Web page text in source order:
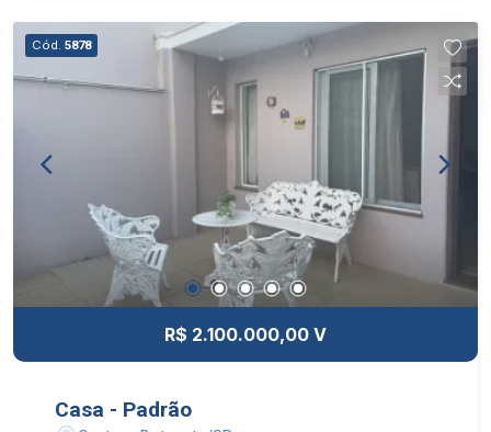
Cód. 5878
R$ 2.100.000,00 V
Casa - Padrão